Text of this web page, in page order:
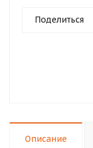
Поделиться
Описание